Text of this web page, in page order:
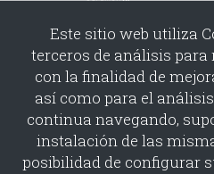
Este sitio web utiliza
terceros de análisis
con la finalidad de
así como para el
continua navegando,
instalación de las
posibilidad de configurar
Copyright©2026 | PUBLICACIONES Y
Politica cookies
Politica redes